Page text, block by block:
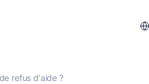
refus d’aide ?